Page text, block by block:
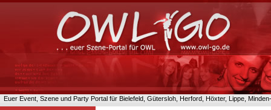
Euer Event, Szene und Party Portal für Bielefeld, Gütersloh, Herford, Höxter, Lippe,